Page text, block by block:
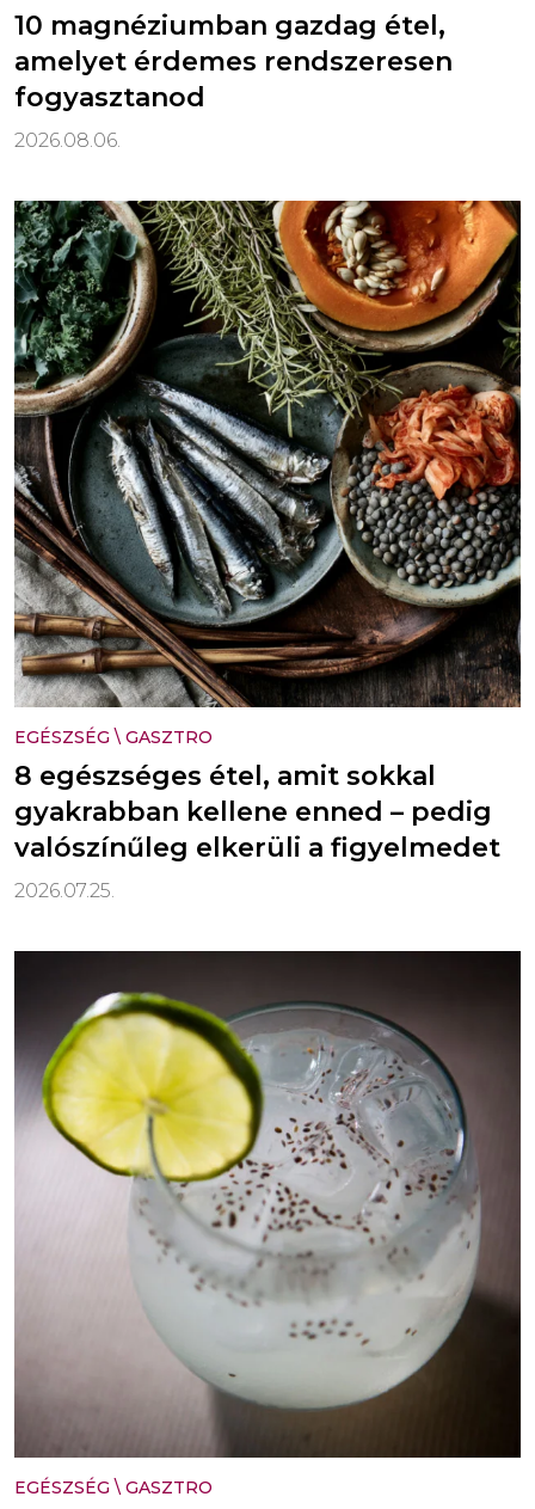
10 magnéziumban gazdag étel,
amelyet érdemes rendszeresen
fogyasztanod
2026.08.06.
EGÉSZSÉG \ GASZTRO
8 egészséges étel, amit sokkal
gyakrabban kellene enned – pedig
valószínűleg elkerüli a figyelmedet
2026.07.25.
EGÉSZSÉG \ GASZTRO